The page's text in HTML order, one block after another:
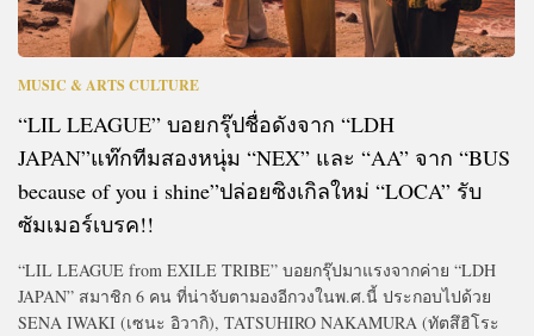
MUSIC & ARTS CULTURE
“LIL LEAGUE” บอยกรุ๊ปชื่อดังจาก “LDH
JAPAN”แท๊กทีมสองหนุ่ม “NEX” และ “AA” จาก “BUS
because of you i shine”ปล่อยซิงเกิลใหม่ “LOCA” รับ
ซัมเมอร์เบรค!!
“LIL LEAGUE from EXILE TRIBE” บอยกรุ๊ปมาแรงจากค่าย “LDH
JAPAN” สมาชิก 6 คน ที่น่าจับตามองอีกวงในพ.ศ.นี้ ประกอบไปด้วย
SENA IWAKI (เซนะ อิวากิ), TATSUHIRO NAKAMURA (ทัตสึฮิโระ